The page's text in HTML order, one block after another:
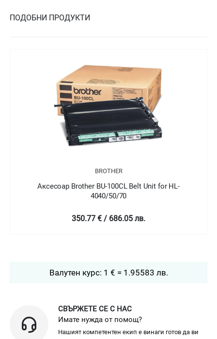
ПОДОБНИ ПРОДУКТИ
BROTHER
Аксесоар Brother BU-100CL Belt Unit for HL-
4040/50/70
350.77 € / 686.05 лв.
Валутен курс: 1 € = 1.95583 лв.
СВЪРЖЕТЕ СЕ С НАС
Имате нужда от помощ?
Нашият компетентен екип е винаги готов да ви